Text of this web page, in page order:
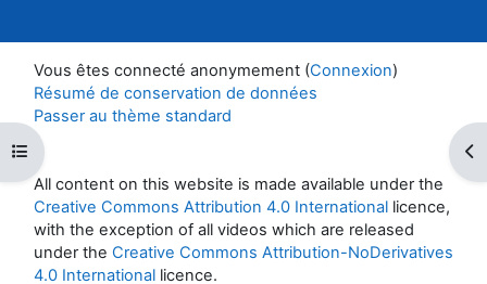
Ouvrir l’index du cours
Vous êtes connecté anonymement (Connexion)
Résumé de conservation de données
Passer au thème standard
All content on this website is made available under the
Creative Commons Attribution 4.0 International licence,
with the exception of all videos which are released
under the Creative Commons Attribution-NoDerivatives
4.0 International licence.